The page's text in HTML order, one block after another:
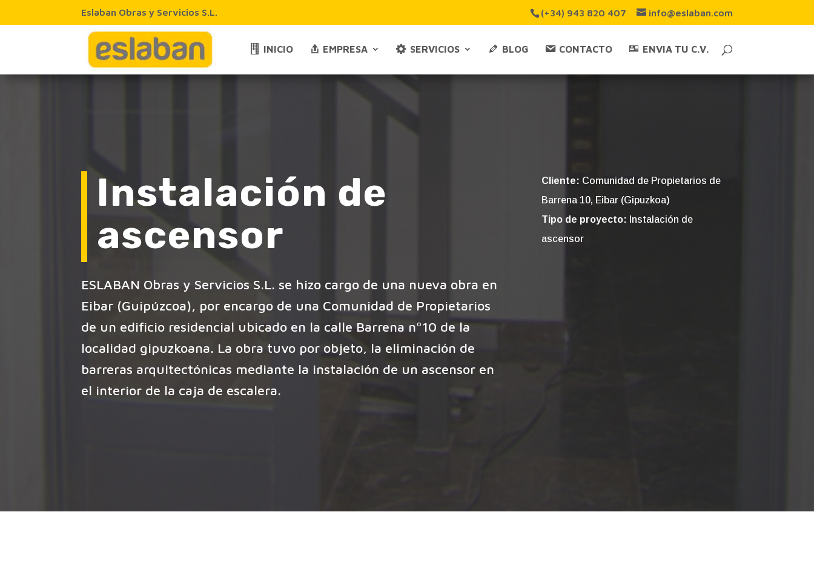
(+34) 943 820 407 info@eslaban.com
Eslaban Obras y Servicios S.L.
INICIO EMPRESA SERVICIOS BLOG CONTACTO ENVIA TU C.V.
Instalación de
ascensor
ESLABAN Obras y Servicios S.L. se hizo cargo de una nueva obra en
Eibar (Guipúzcoa), por encargo de una Comunidad de Propietarios
de un edificio residencial ubicado en la calle Barrena nº10 de la
localidad gipuzkoana. La obra tuvo por objeto, la eliminación de
barreras arquitectónicas mediante la instalación de un ascensor en
el interior de la caja de escalera.
Cliente: Comunidad de Propietarios de
Barrena 10, Eibar (Gipuzkoa)
Tipo de proyecto: Instalación de
ascensor